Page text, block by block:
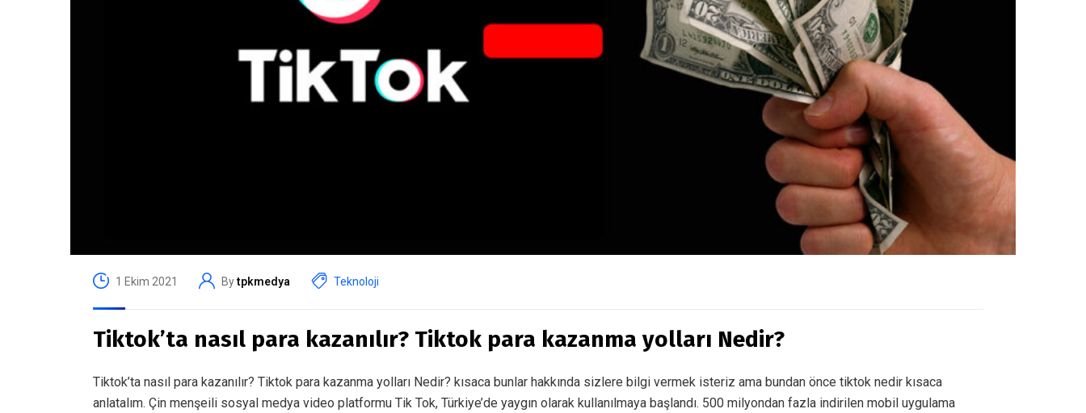
1 Ekim 2021 Bytpkmedya Teknoloji
Tiktok’ta nasıl para kazanılır? Tiktok para kazanma yolları Nedir?
Tiktok’ta nasıl para kazanılır? Tiktok para kazanma yolları Nedir? kısaca bunlar hakkında sizlere bilgi vermek isteriz ama bundan önce tiktok nedir kısaca
anlatalım. Çin menşeili sosyal medya video platformu Tik Tok, Türkiye’de yaygın olarak kullanılmaya başlandı. 500 milyondan fazla indirilen mobil uygulama